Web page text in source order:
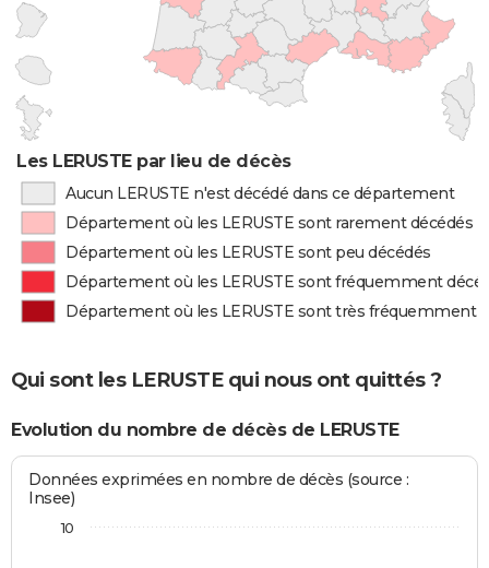
Les LERUSTE par lieu de décès
Aucun LERUSTE n'est décédé dans ce département
Département où les LERUSTE sont rarement décédés
Département où les LERUSTE sont peu décédés
Département où les LERUSTE sont fréquemment
Département où les LERUSTE sont très fréquemment
Qui sont les LERUSTE qui nous ont quittés ?
Evolution du nombre de décès de LERUSTE
Données exprimées en nombre de décès (source :
Insee)
10